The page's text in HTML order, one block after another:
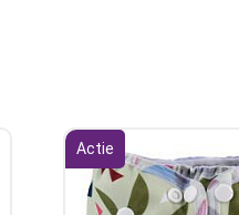
Actie